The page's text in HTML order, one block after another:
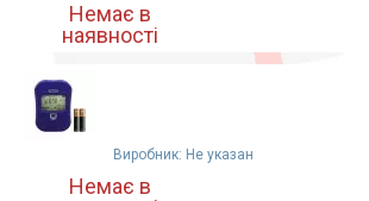
Немає в
наявності
Виробник: Не указан
Немає в